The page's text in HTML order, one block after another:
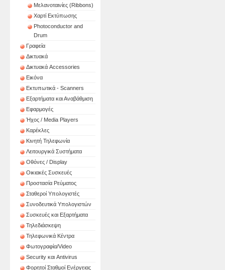
Μελανοταινίες (Ribbons)
Χαρτί Εκτύπωσης
Photoconductor and
Drum
Γραφεία
Δικτυακά
Δικτυακά Accessories
Εικόνα
Εκτυπωτικά - Scanners
Εξαρτήματα και Αναβάθμιση
Εφαρμογές
Ήχος / Media Players
Καρέκλες
Κινητή Τηλεφωνία
Λειτουργικά Συστήματα
Οθόνες / Display
Οικιακές Συσκευές
Προστασία Ρεύματος
Σταθεροί Υπολογιστές
Συνοδευτικά Υπολογιστών
Συσκευές και Εξαρτήματα
Τηλεδιάσκεψη
Τηλεφωνικά Κέντρα
Φωτογραφία/Video
Security και Antivirus
Φορητοί Σταθμοί Ενέργειας